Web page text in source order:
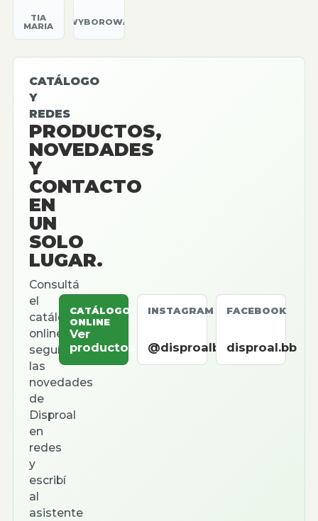
TIA
MARIA
WYBOROWA
CATÁLOGO
Y
REDES
PRODUCTOS,
NOVEDADES
Y
CONTACTO
EN
UN
SOLO
LUGAR.
Consultá
el
catálogo
online,
seguí
las
novedades
de
Disproal
en
redes
y
escribí
al
asistente
CATÁLOGO
ONLINE
Ver
productos
INSTAGRAM
@disproalbb
FACEBOOK
disproal.bb